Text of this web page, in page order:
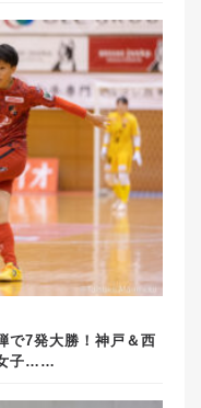
で7発大勝！神戸＆西
女子……